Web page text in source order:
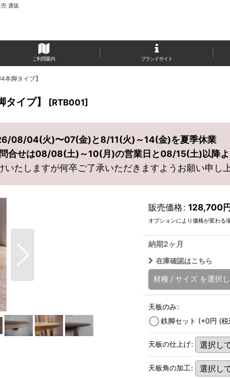
通販
ご利用案内 ブランドサイト
脚タイプ】
イプ】 [RTB001]
08/04(火)〜07(金)と8/11(火)～14(金)を夏季休業
合せは08/08(土)～10(月)の営業日と08/15(土)以降
いたしますが何卒ご了承いただきますようお願い申し
販売価格: 128,700
オプションにより価格が変わる
納期2ヶ月
在庫確認はこちら
材種 / サイズ を選択
天板のみ:
鉄脚セット (+0円 (税
天板の仕上げ:
天板角の加工: